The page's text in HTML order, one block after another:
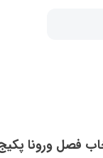
فصل ورونا